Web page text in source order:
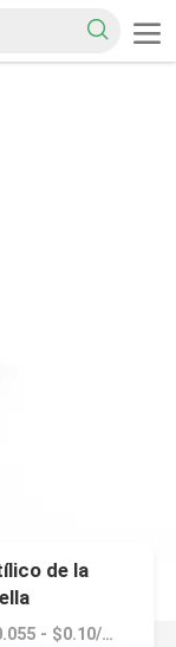
de la
Precio：$0.055 - $0.10/pieces